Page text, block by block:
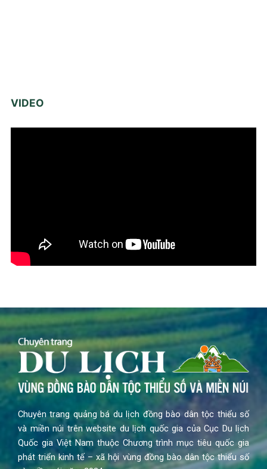
VIDEO
Chuyên trang quảng bá du lịch đồng bào dân tộc thiểu số
và miền núi trên website du lịch quốc gia của Cục Du lịch
Quốc gia Việt Nam thuộc Chương trình mục tiêu quốc gia
phát triển kinh tế – xã hội vùng đồng bào dân tộc thiểu số